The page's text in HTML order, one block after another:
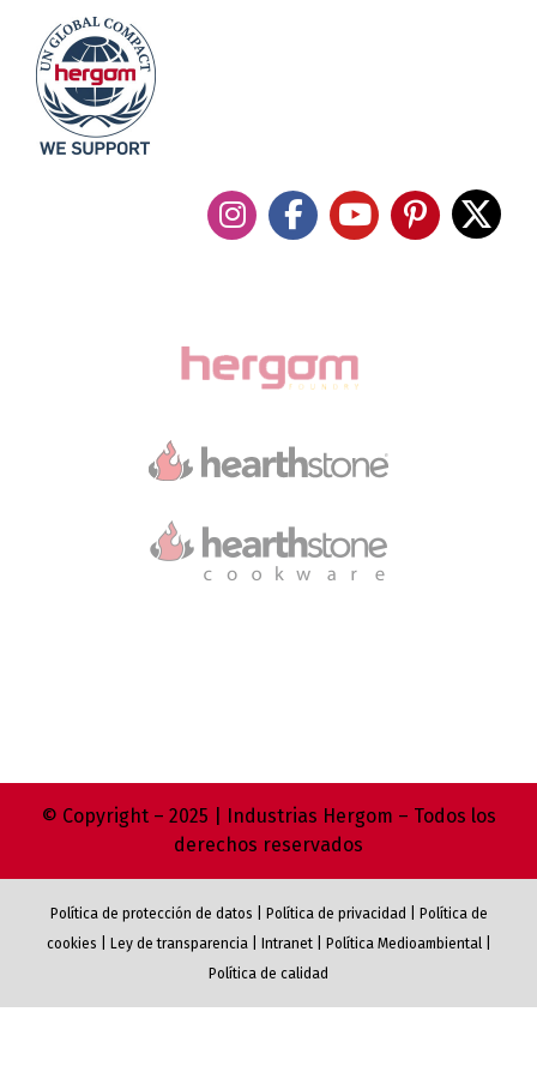
© Copyright – 2025 | Industrias Hergom – Todos los
derechos reservados
Política de protección de datos Política de privacidad
Política de
cookies
Ley de transparencia| Intranet| Política Medioambiental|
Política de calidad